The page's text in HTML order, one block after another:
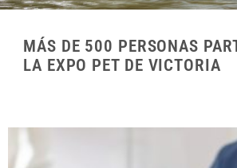
MÁS DE 500 PERSONAS
LA EXPO PET DE VICTORIA